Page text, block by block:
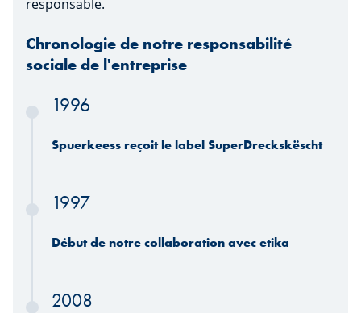
responsable.
Chronologie de notre responsabilité
sociale de l'entreprise
1996
Spuerkeess reçoit le label SuperDreckskëscht
1997
Début de notre collaboration avec etika
2008